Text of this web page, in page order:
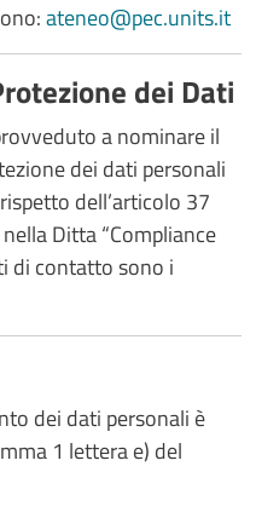
ateneo@pec.units.it
dei Dati
a nominare il
dei dati personali
dell’articolo 37
Ditta “Compliance
di contatto sono i
dei dati personali è
1 lettera e) del